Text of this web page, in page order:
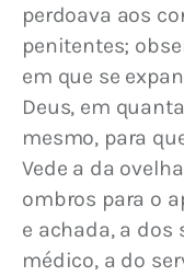
perdoava aos
penitentes;
em que se
Deus, em
mesmo, para
Vede a da
ombros para o
e achada, a dos
médico, a do